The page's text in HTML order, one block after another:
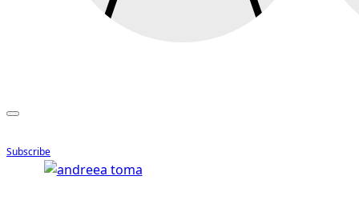
Subscribe